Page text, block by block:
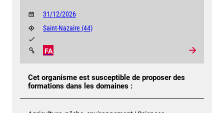
31/12/2026
Saint-Nazaire (44)
FA
Cet organisme est susceptible de proposer des
formations dans les domaines :